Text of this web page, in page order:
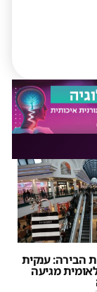
הבירה: ענקית
מגיעה